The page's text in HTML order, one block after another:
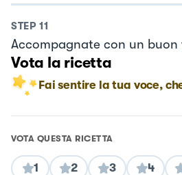
STEP 11
Accompagnate con un buon
Vota la ricetta
Fai sentire la tua voce,
VOTA QUESTA RICETTA
1 2 3 4